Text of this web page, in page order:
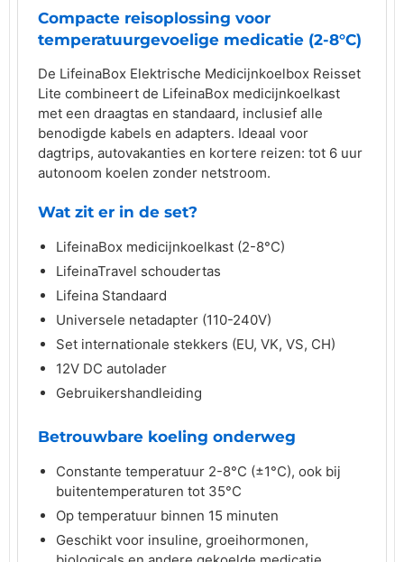
Compacte reisoplossing voor
temperatuurgevoelige medicatie (2-8°C)
De LifeinaBox Elektrische Medicijnkoelbox Reisset
Lite combineert de LifeinaBox medicijnkoelkast
met een draagtas en standaard, inclusief alle
benodigde kabels en adapters. Ideaal voor
dagtrips, autovakanties en kortere reizen: tot 6 uur
autonoom koelen zonder netstroom.
Wat zit er in de set?
LifeinaBox medicijnkoelkast (2-8°C)
LifeinaTravel schoudertas
Lifeina Standaard
Universele netadapter (110-240V)
Set internationale stekkers (EU, VK, VS, CH)
12V DC autolader
Gebruikershandleiding
Betrouwbare koeling onderweg
Constante temperatuur 2-8°C (±1°C), ook bij
buitentemperaturen tot 35°C
Op temperatuur binnen 15 minuten
Geschikt voor insuline, groeihormonen,